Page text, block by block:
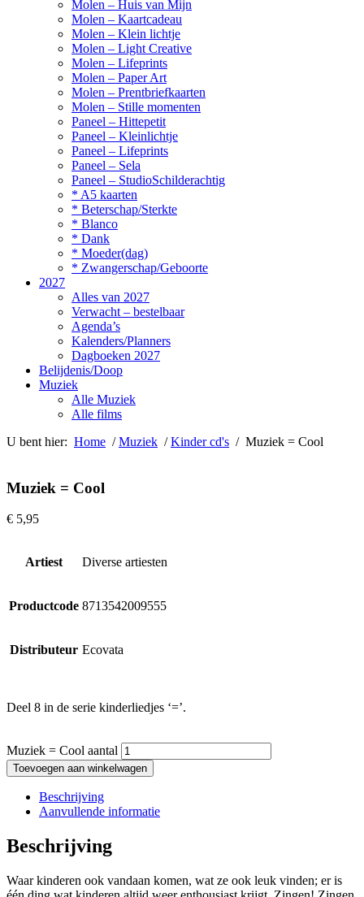
Molen – Huis van Mijn
Molen – Kaartcadeau
Molen – Klein lichtje
Molen – Light Creative
Molen – Lifeprints
Molen – Paper Art
Molen – Prentbriefkaarten
Molen – Stille momenten
Paneel – Hittepetit
Paneel – Kleinlichtje
Paneel – Lifeprints
Paneel – Sela
Paneel – StudioSchilderachtig
* A5 kaarten
* Beterschap/Sterkte
* Blanco
* Dank
* Moeder(dag)
* Zwangerschap/Geboorte
2027
Alles van 2027
Verwacht – bestelbaar
Agenda’s
Kalenders/Planners
Dagboeken 2027
Belijdenis/Doop
Muziek
Alle Muziek
Alle films
U bent hier: Home /Muziek /Kinder cd's / Muziek = Cool
Muziek = Cool
€ 5,95
Artiest Diverse artiesten
Productcode 8713542009555
Distributeur Ecovata
Deel 8 in de serie kinderliedjes ‘=’.
Muziek = Cool aantal
Toevoegen aan winkelwagen
Beschrijving
Aanvullende informatie
Beschrijving
Waar kinderen ook vandaan komen, wat ze ook leuk vinden; er is